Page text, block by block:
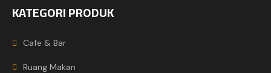
KATEGORI PRODUK
Cafe & Bar
Ruang Makan